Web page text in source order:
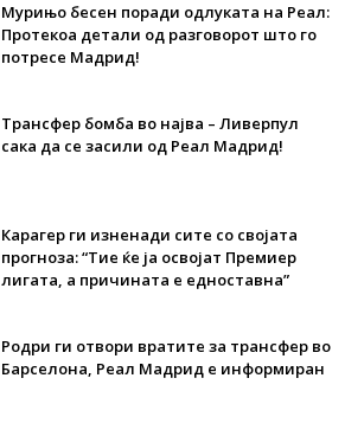
Мурињо бесен поради одлуката на Реал:
Протекоа детали од разговорот што го
потресе Мадрид!
Трансфер бомба во најва – Ливерпул
сака да се засили од Реал Мадрид!
Карагер ги изненади сите со својата
прогноза: “Тие ќе ја освојат Премиер
лигата, а причината е едноставна”
Родри ги отвори вратите за трансфер во
Барселона, Реал Мадрид е информиран